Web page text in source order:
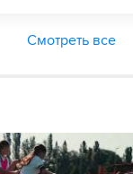
- Анте Будимир из
с задачей
Смотреть все